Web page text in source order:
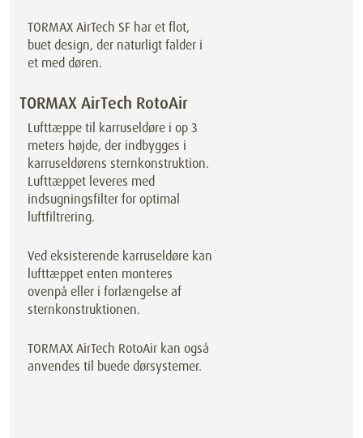
TORMAX AirTech SF har et flot,
buet design, der naturligt falder i
et med døren.
TORMAX AirTech RotoAir
Lufttæppe til karruseldøre i op 3
meters højde, der indbygges i
karruseldørens sternkonstruktion.
Lufttæppet leveres med
indsugningsfilter for optimal
luftfiltrering.
Ved eksisterende karruseldøre kan
lufttæppet enten monteres
ovenpå eller i forlængelse af
sternkonstruktionen.
TORMAX AirTech RotoAir kan også
anvendes til buede dørsystemer.